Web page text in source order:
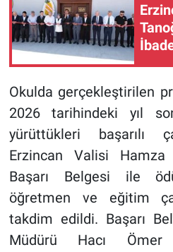
Okulda gerçekleştirilen
2026 tarihindeki yıl
yürüttükleri başarılı
Erzincan Valisi Hamza
Başarı Belgesi ile
öğretmen ve eğitim
takdim edildi. Başarı
Müdürü Hacı Ömer